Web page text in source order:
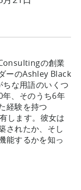
の創業
ーのAshley Black
な用語のいくつ
、そのうち6年
経験を持つ
します。彼女は
されたか、そし
能するかを知っ